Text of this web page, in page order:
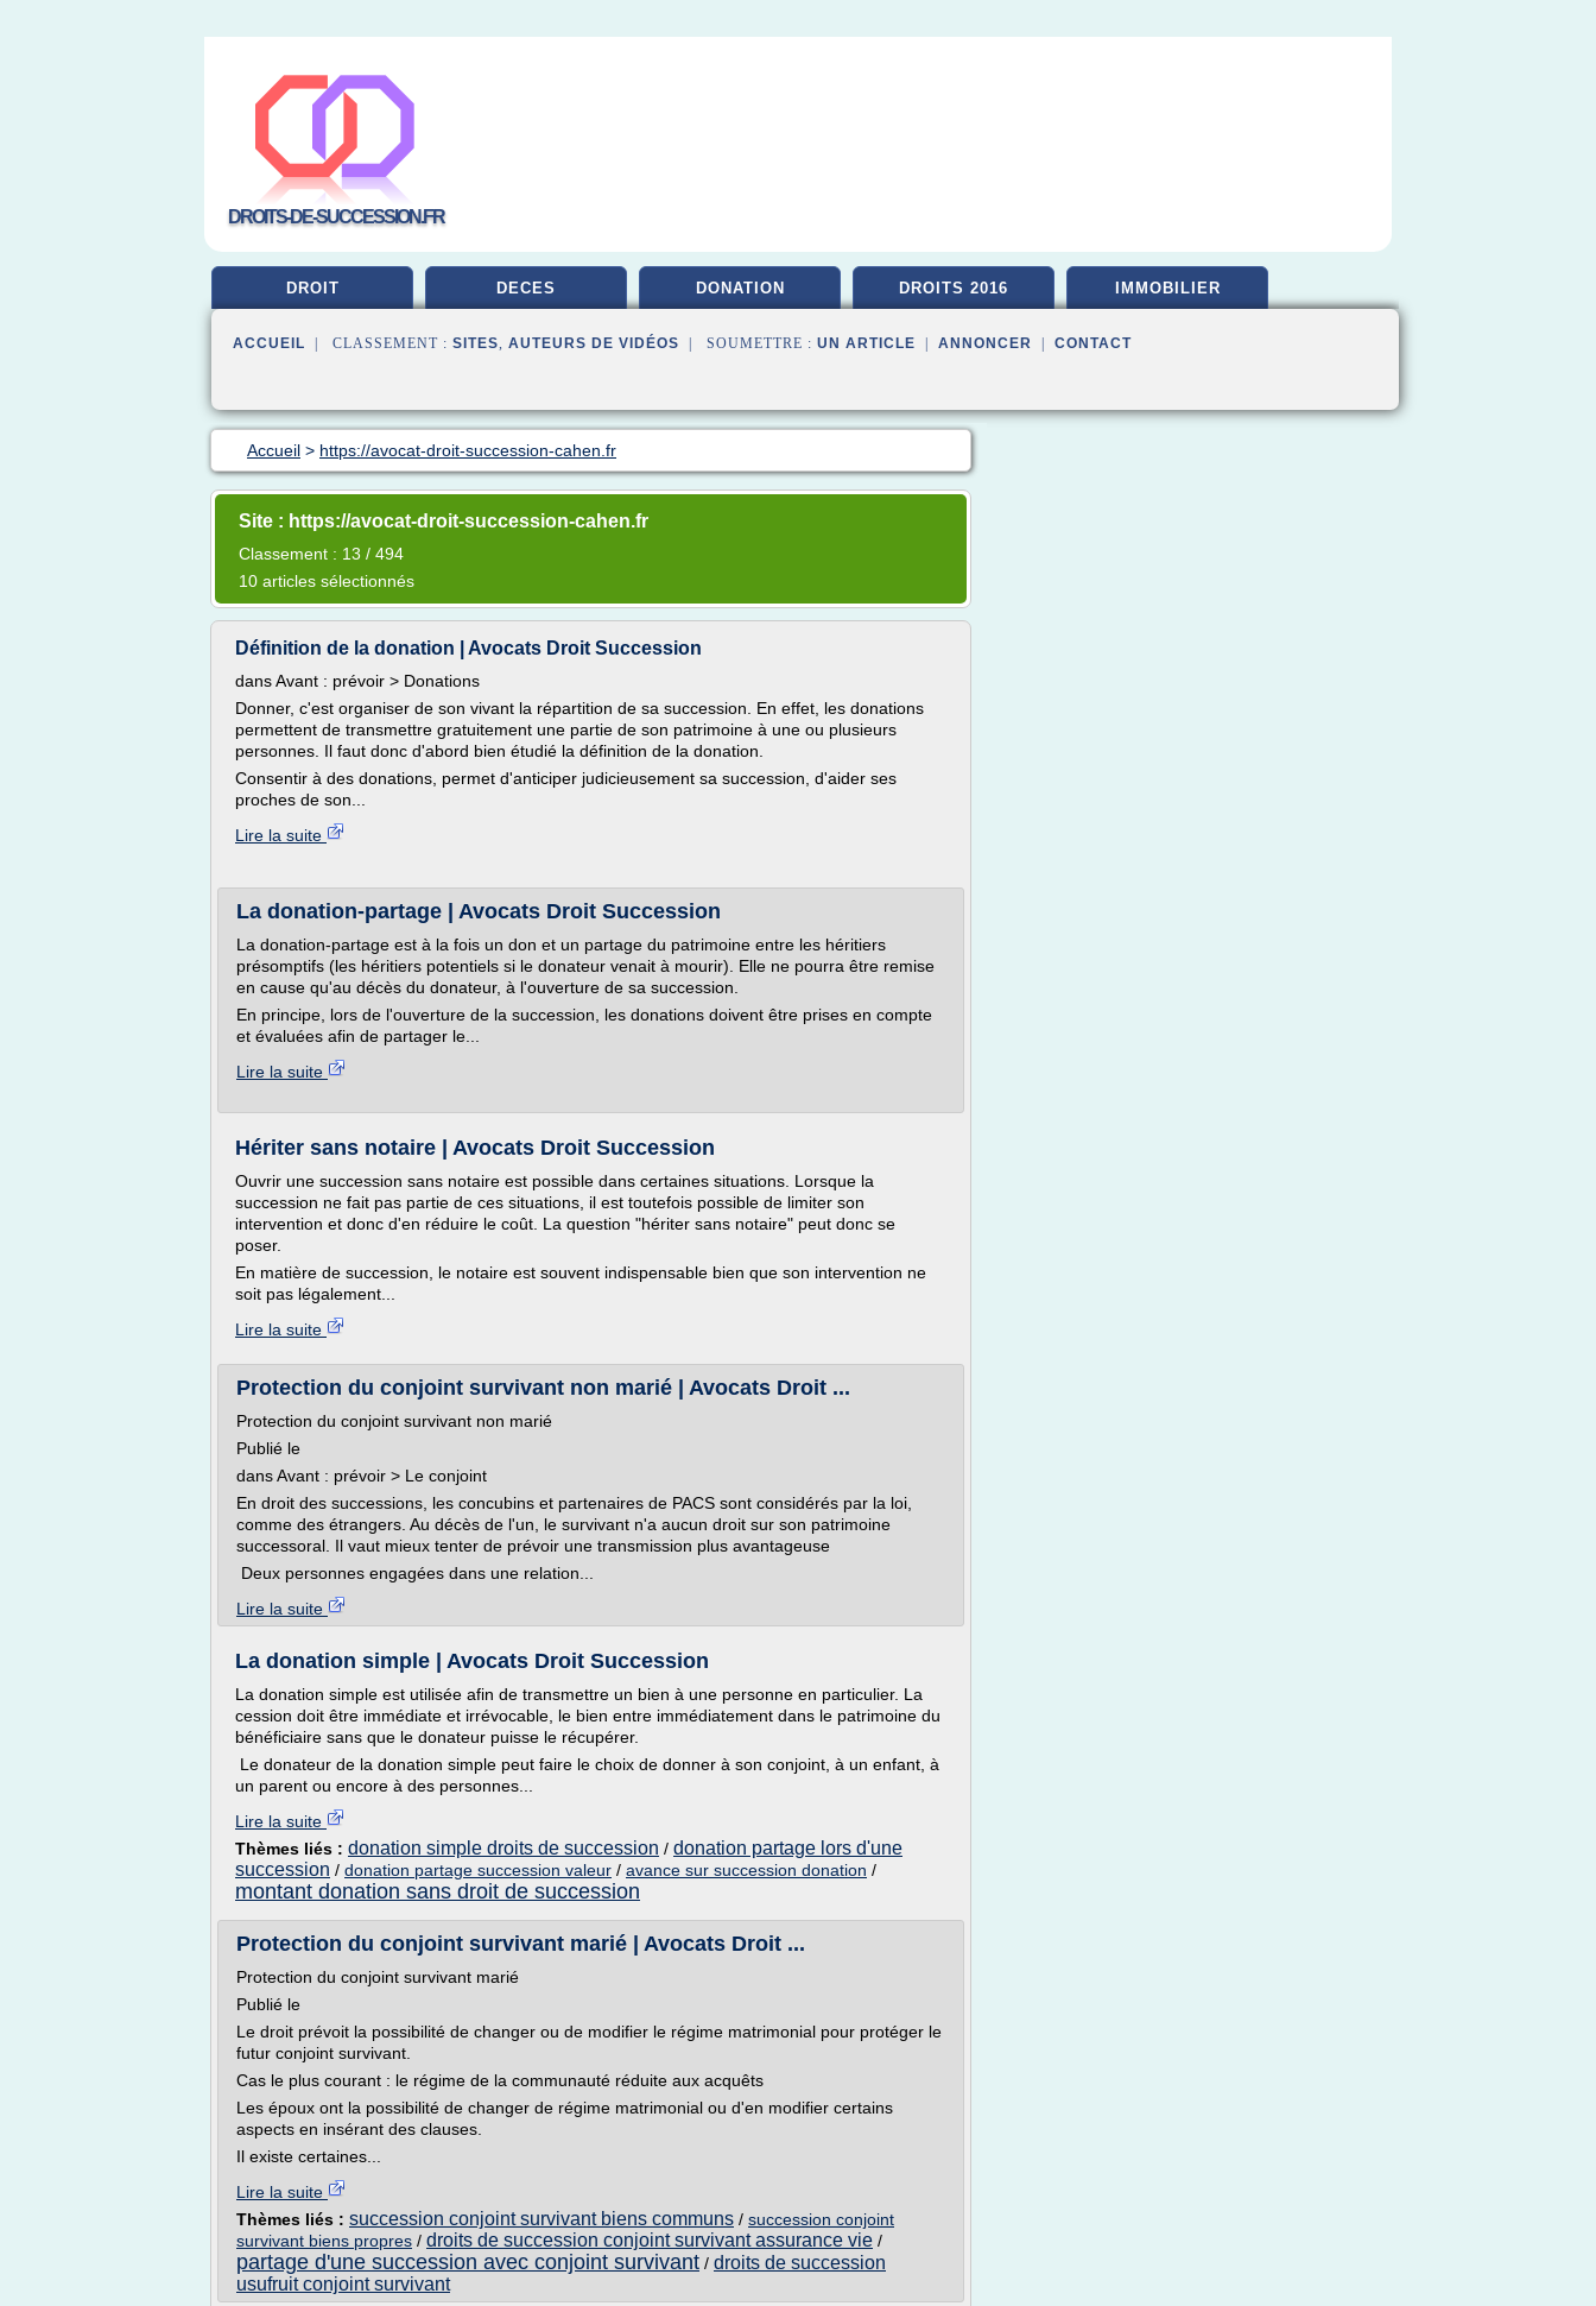
DROITS-DE-SUCCESSION.FR
DROIT DECES DONATION DROITS 2016 IMMOBILIER
ACCUEIL | CLASSEMENT : SITES, AUTEURS DE VIDÉOS | SOUMETTRE : UN ARTICLE ANNONCER CONTACT
Accueil > https://avocat-droit-succession-cahen.fr
Site : https://avocat-droit-succession-cahen.fr
Classement : 13 / 494
10 articles sélectionnés
Définition de la donation | Avocats Droit Succession
dans Avant : prévoir > Donations
Donner, c'est organiser de son vivant la répartition de sa succession. En effet, les donations
permettent de transmettre gratuitement une partie de son patrimoine à une ou plusieurs
personnes. Il faut donc d'abord bien étudié la définition de la donation.
Consentir à des donations, permet d'anticiper judicieusement sa succession, d'aider ses
proches de son...
Lire la suite
La donation-partage | Avocats Droit Succession
La donation-partage est à la fois un don et un partage du patrimoine entre les héritiers
présomptifs (les héritiers potentiels si le donateur venait à mourir). Elle ne pourra être remise
en cause qu'au décès du donateur, à l'ouverture de sa succession.
En principe, lors de l'ouverture de la succession, les donations doivent être prises en compte
et évaluées afin de partager le...
Lire la suite
Hériter sans notaire | Avocats Droit Succession
Ouvrir une succession sans notaire est possible dans certaines situations. Lorsque la
succession ne fait pas partie de ces situations, il est toutefois possible de limiter son
intervention et donc d'en réduire le coût. La question "hériter sans notaire" peut donc se
poser.
En matière de succession, le notaire est souvent indispensable bien que son intervention ne
soit pas légalement...
Lire la suite
Protection du conjoint survivant non marié | Avocats Droit ...
Protection du conjoint survivant non marié
Publié le
dans Avant : prévoir > Le conjoint
En droit des successions, les concubins et partenaires de PACS sont considérés par la loi,
comme des étrangers. Au décès de l'un, le survivant n'a aucun droit sur son patrimoine
successoral. Il vaut mieux tenter de prévoir une transmission plus avantageuse
Deux personnes engagées dans une relation...
Lire la suite
La donation simple | Avocats Droit Succession
La donation simple est utilisée afin de transmettre un bien à une personne en particulier. La
cession doit être immédiate et irrévocable, le bien entre immédiatement dans le patrimoine du
bénéficiaire sans que le donateur puisse le récupérer.
Le donateur de la donation simple peut faire le choix de donner à son conjoint, à un enfant, à
un parent ou encore à des personnes...
Lire la suite
Thèmes liés : donation simple droits de succession / donation partage lors d'une
succession / donation partage succession valeur / avance sur succession donation /
montant donation sans droit de succession
Protection du conjoint survivant marié | Avocats Droit ...
Protection du conjoint survivant marié
Publié le
Le droit prévoit la possibilité de changer ou de modifier le régime matrimonial pour protéger le
futur conjoint survivant.
Cas le plus courant : le régime de la communauté réduite aux acquêts
Les époux ont la possibilité de changer de régime matrimonial ou d'en modifier certains
aspects en insérant des clauses.
Il existe certaines...
Lire la suite
Thèmes liés : succession conjoint survivant biens communs / succession conjoint
survivant biens propres / droits de succession conjoint survivant assurance vie /
partage d'une succession avec conjoint survivant / droits de succession
usufruit conjoint survivant